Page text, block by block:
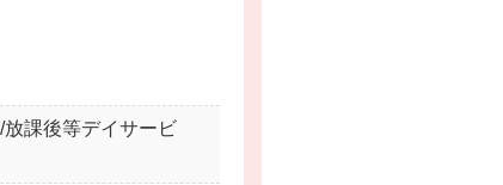
課後等デイサービ